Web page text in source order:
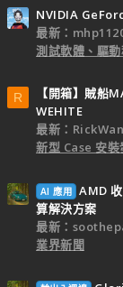
NVIDIA
最新：
測試軟體、驅
R
【開箱】賊船
WEHITE
最新：
新型 Case 安
AI 應用 AMD
算解決方案
最新：
業界新聞